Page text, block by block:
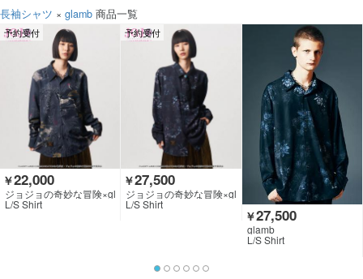
長袖シャツ × glamb 商品一覧
予約受付
￥22,000
ジョジョの奇妙な冒険×gl
amb
L/S Shirt
予約受付
￥27,500
ジョジョの奇妙な冒険×gl
amb
L/S Shirt
￥27,500
glamb
L/S Shirt